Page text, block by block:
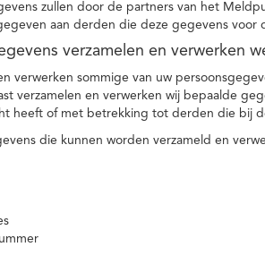
zullen door de partners van het
aan derden die deze gegevens voor
verzamelen en verwerken
verwerken sommige van uw
verzamelen en verwerken wij bepaalde
heeft of met betrekking tot derden die bij
die kunnen worden verzameld en